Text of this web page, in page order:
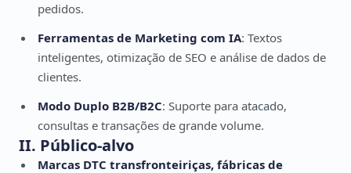
pedidos.
Ferramentas de Marketing com IA: Textos
inteligentes, otimização de SEO e análise de dados de
clientes.
Modo Duplo B2B/B2C: Suporte para atacado,
consultas e transações de grande volume.
II. Público-alvo
Marcas DTC transfronteiriças, fábricas de